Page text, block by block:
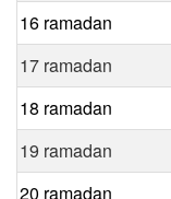
16 ramadan
17 ramadan
18 ramadan
19 ramadan
20 ramadan